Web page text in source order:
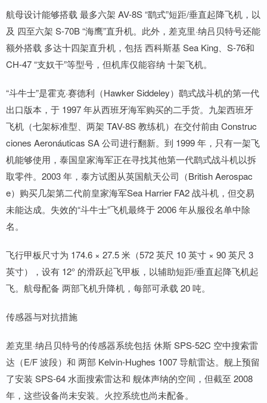
航母设计能够搭载 最多六架 AV-8S “鹞式”短距/垂直起降飞机，以
及 四至六架 S-70B “海鹰”直升机。此外，差克里·纳吕贝特号还能
额外搭载 多达十四架直升机，包括 西科斯基 Sea King、S-76和
CH-47 “支奴干”等型号，但机库仅能容纳 十架飞机。
“斗牛士”是霍克·赛德利（Hawker Siddeley）鹞式战斗机的第一代
出口版本，于 1997 年从西班牙海军购买的二手货。九架西班牙
飞机（七架标准型、两架 TAV-8S 教练机）在交付前由 Construc
ciones Aeronáuticas SA 公司进行翻新。到 1999 年，只有一架飞
机能够使用，泰国皇家海军正在寻找其他第一代鹞式战斗机以拆
取零件。2003 年，泰方试图从英国航天公司（British Aerospac
e）购买几架第二代前皇家海军Sea Harrier FA2 战斗机，但交易
未能达成。失效的“斗牛士”飞机最终于 2006 年从服役名单中除
名。
飞行甲板尺寸为 174.6 × 27.5 米（572 英尺 10 英寸 × 90 英尺 3
英寸），设有 12° 的滑跃起飞甲板，以辅助短距/垂直起降飞机起
飞。航母配备 两部飞机升降机，每部可承载 20 吨。
传感器与对抗措施
差克里·纳吕贝特号的传感器系统包括 休斯 SPS-52C 空中搜索雷
达（E/F 波段）和 两部 Kelvin-Hughes 1007 导航雷达。舰上预留
了安装 SPS-64 水面搜索雷达和 舰体声纳的空间，但截至 2008
年，这些设备尚未安装。火控系统也尚未配备。